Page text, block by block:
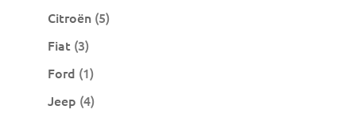
productos
Citroën 55
Fiat 33
productos
Ford 11
producto
Jeep 44